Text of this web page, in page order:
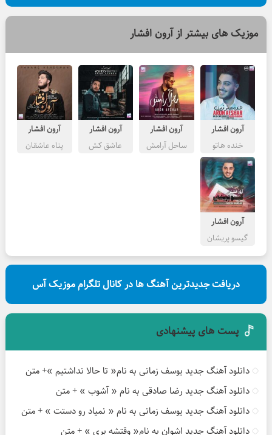
موزیک های بیشتر ازآرون افشار
آرون افشار
خنده هاتو
قربون
آرون افشار
ساحل آرامش
آرون افشار
عاشق کش
آرون افشار
پناه عاشقان
آرون افشار
گیسو پریشان
دریافت جدیدترین آهنگ ها در کانال تلگرام موزیک آس
پست های پیشنهادی
دانلود آهنگ جدید یوسف زمانی به نام« تا حالا نداشتیم »+ متن
دانلود آهنگ جدید رضا صادقی به نام « آشوب » + متن
دانلود آهنگ جدید یوسف زمانی به نام « نمیاد رو دستت » + متن
دانلود آهنگ جدید اشوان به نام« وقتشه بری » + متن